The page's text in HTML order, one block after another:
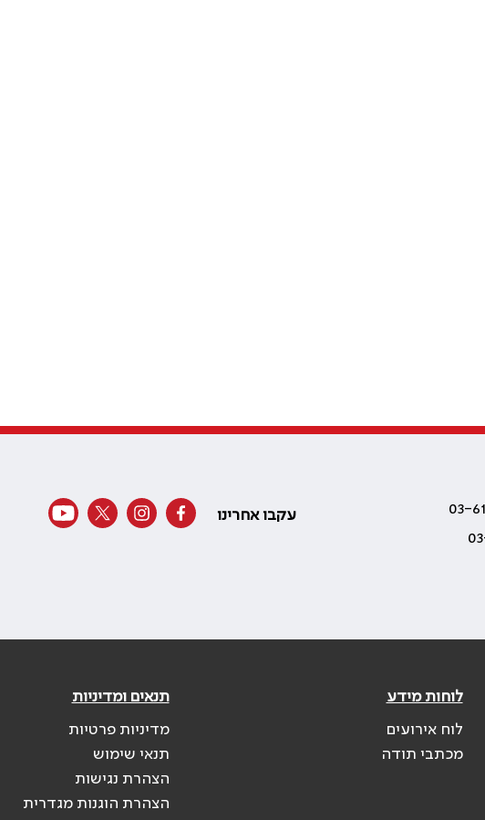
עקבו אחרינו
לוחות מידע
לוח אירועים
מכתבי תודה
תנאים ומדיניות
מדיניות פרטיות
תנאי שימוש
הצהרת נגישות
הצהרת הוגנות מגדרית